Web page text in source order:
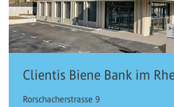
Clientis Biene Bank im
Rorschacherstrasse 9